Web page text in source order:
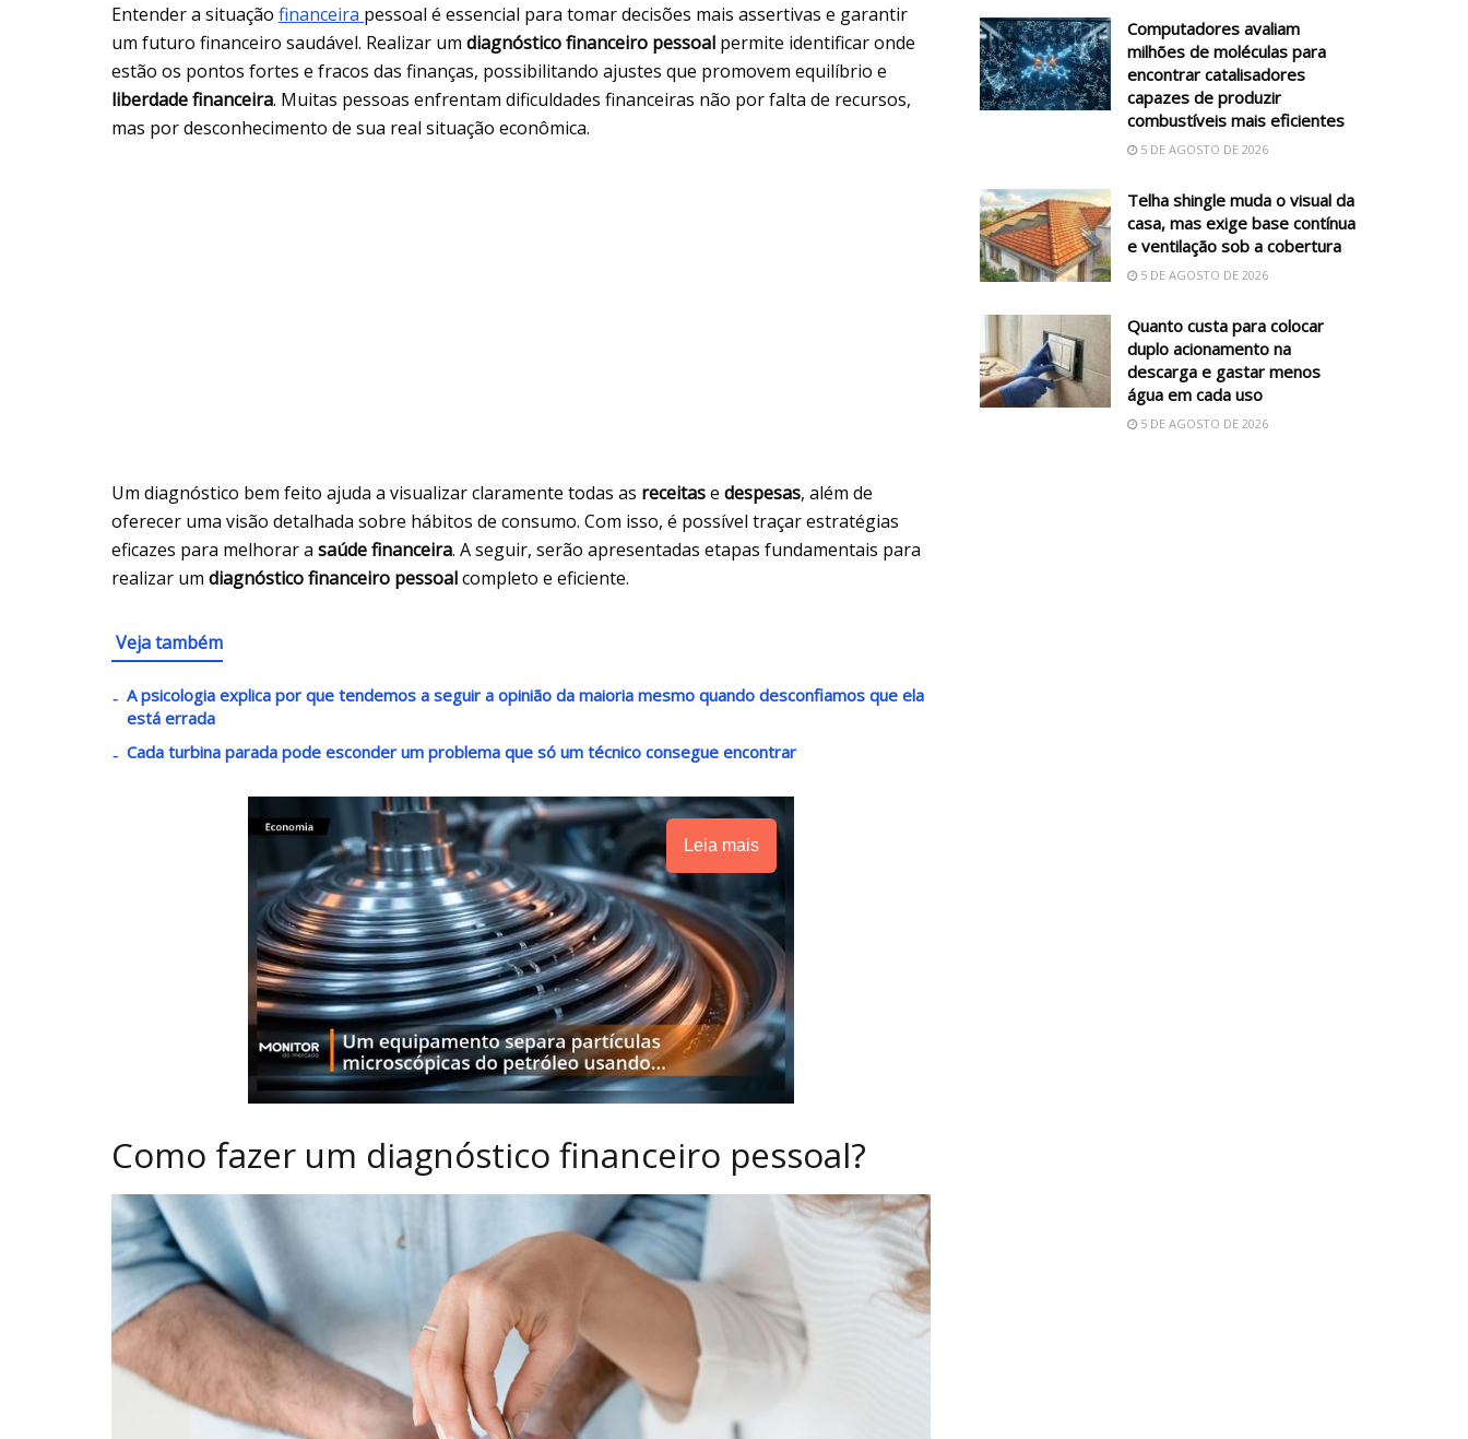
Entender a situação financeira pessoal é essencial para tomar decisões mais assertivas e garantir
um futuro financeiro saudável. Realizar um diagnóstico financeiro pessoal permite identificar onde
estão os pontos fortes e fracos das finanças, possibilitando ajustes que promovem equilíbrio e
liberdade financeira. Muitas pessoas enfrentam dificuldades financeiras não por falta de recursos,
mas por desconhecimento de sua real situação econômica.
Um diagnóstico bem feito ajuda a visualizar claramente todas as receitase despesas, além de
oferecer uma visão detalhada sobre hábitos de consumo. Com isso, é possível traçar estratégias
eficazes para melhorar a saúde financeira. A seguir, serão apresentadas etapas fundamentais para
realizar um diagnóstico financeiro pessoalcompleto e eficiente.
Veja também
A psicologia explica por que tendemos a seguir a opinião da maioria mesmo quando desconfiamos que ela
está errada
Cada turbina parada pode esconder um problema que só um técnico consegue encontrar
Leia mais
Como fazer um diagnóstico financeiro pessoal?
Computadores avaliam
milhões de moléculas para
encontrar catalisadores
capazes de produzir
combustíveis mais eficientes
5 DE AGOSTO DE 2026
Telha shingle muda o visual da
casa, mas exige base contínua
e ventilação sob a cobertura
5 DE AGOSTO DE 2026
Quanto custa para colocar
duplo acionamento na
descarga e gastar menos
água em cada uso
5 DE AGOSTO DE 2026